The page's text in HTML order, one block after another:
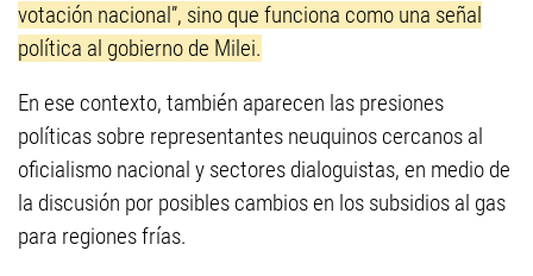
votación nacional”, sino que funciona como una señal
política al gobierno de Milei.
En ese contexto, también aparecen las presiones
políticas sobre representantes neuquinos cercanos al
oficialismo nacional y sectores dialoguistas, en medio de
la discusión por posibles cambios en los subsidios al gas
para regiones frías.